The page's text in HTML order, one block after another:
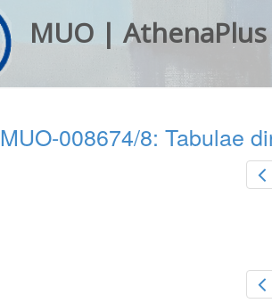
MUO | AthenaPlus
MUO-008674/8: Tabulae